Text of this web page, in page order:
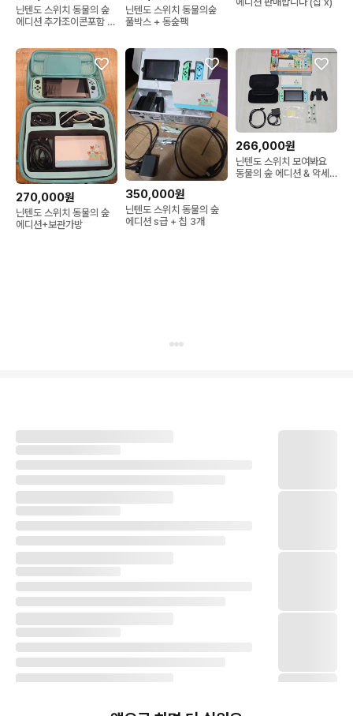
닌텐도 스위치 동물의 숲
에디션 추가조이콘포함 팝
닌텐도 스위치 동물의숲
풀박스 + 동숲팩
270,000원
닌텐도 스위치 동물의 숲
에디션+보관가방
350,000원
닌텐도 스위치 동물의 숲
에디션 s급 + 칩 3개
266,000원
닌텐도 스위치 모여봐요
동물의 숲 에디션 & 악세